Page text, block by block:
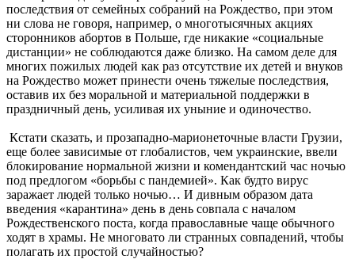
последствия от семейных собраний на Рождество, при этом
ни слова не говоря, например, о многотысячных акциях
сторонников абортов в Польше, где никакие «социальные
дистанции» не соблюдаются даже близко. На самом деле для
многих пожилых людей как раз отсутствие их детей и внуков
на Рождество может принести очень тяжелые последствия,
оставив их без моральной и материальной поддержки в
праздничный день, усиливая их уныние и одиночество.
Кстати сказать, и прозападно-марионеточные власти Грузии,
еще более зависимые от глобалистов, чем украинские, ввели
блокирование нормальной жизни и комендантский час ночью
под предлогом «борьбы с пандемией». Как будто вирус
заражает людей только ночью… И дивным образом дата
введения «карантина» день в день совпала с началом
Рождественского поста, когда православные чаще обычного
ходят в храмы. Не многовато ли странных совпадений, чтобы
полагать их простой случайностью?